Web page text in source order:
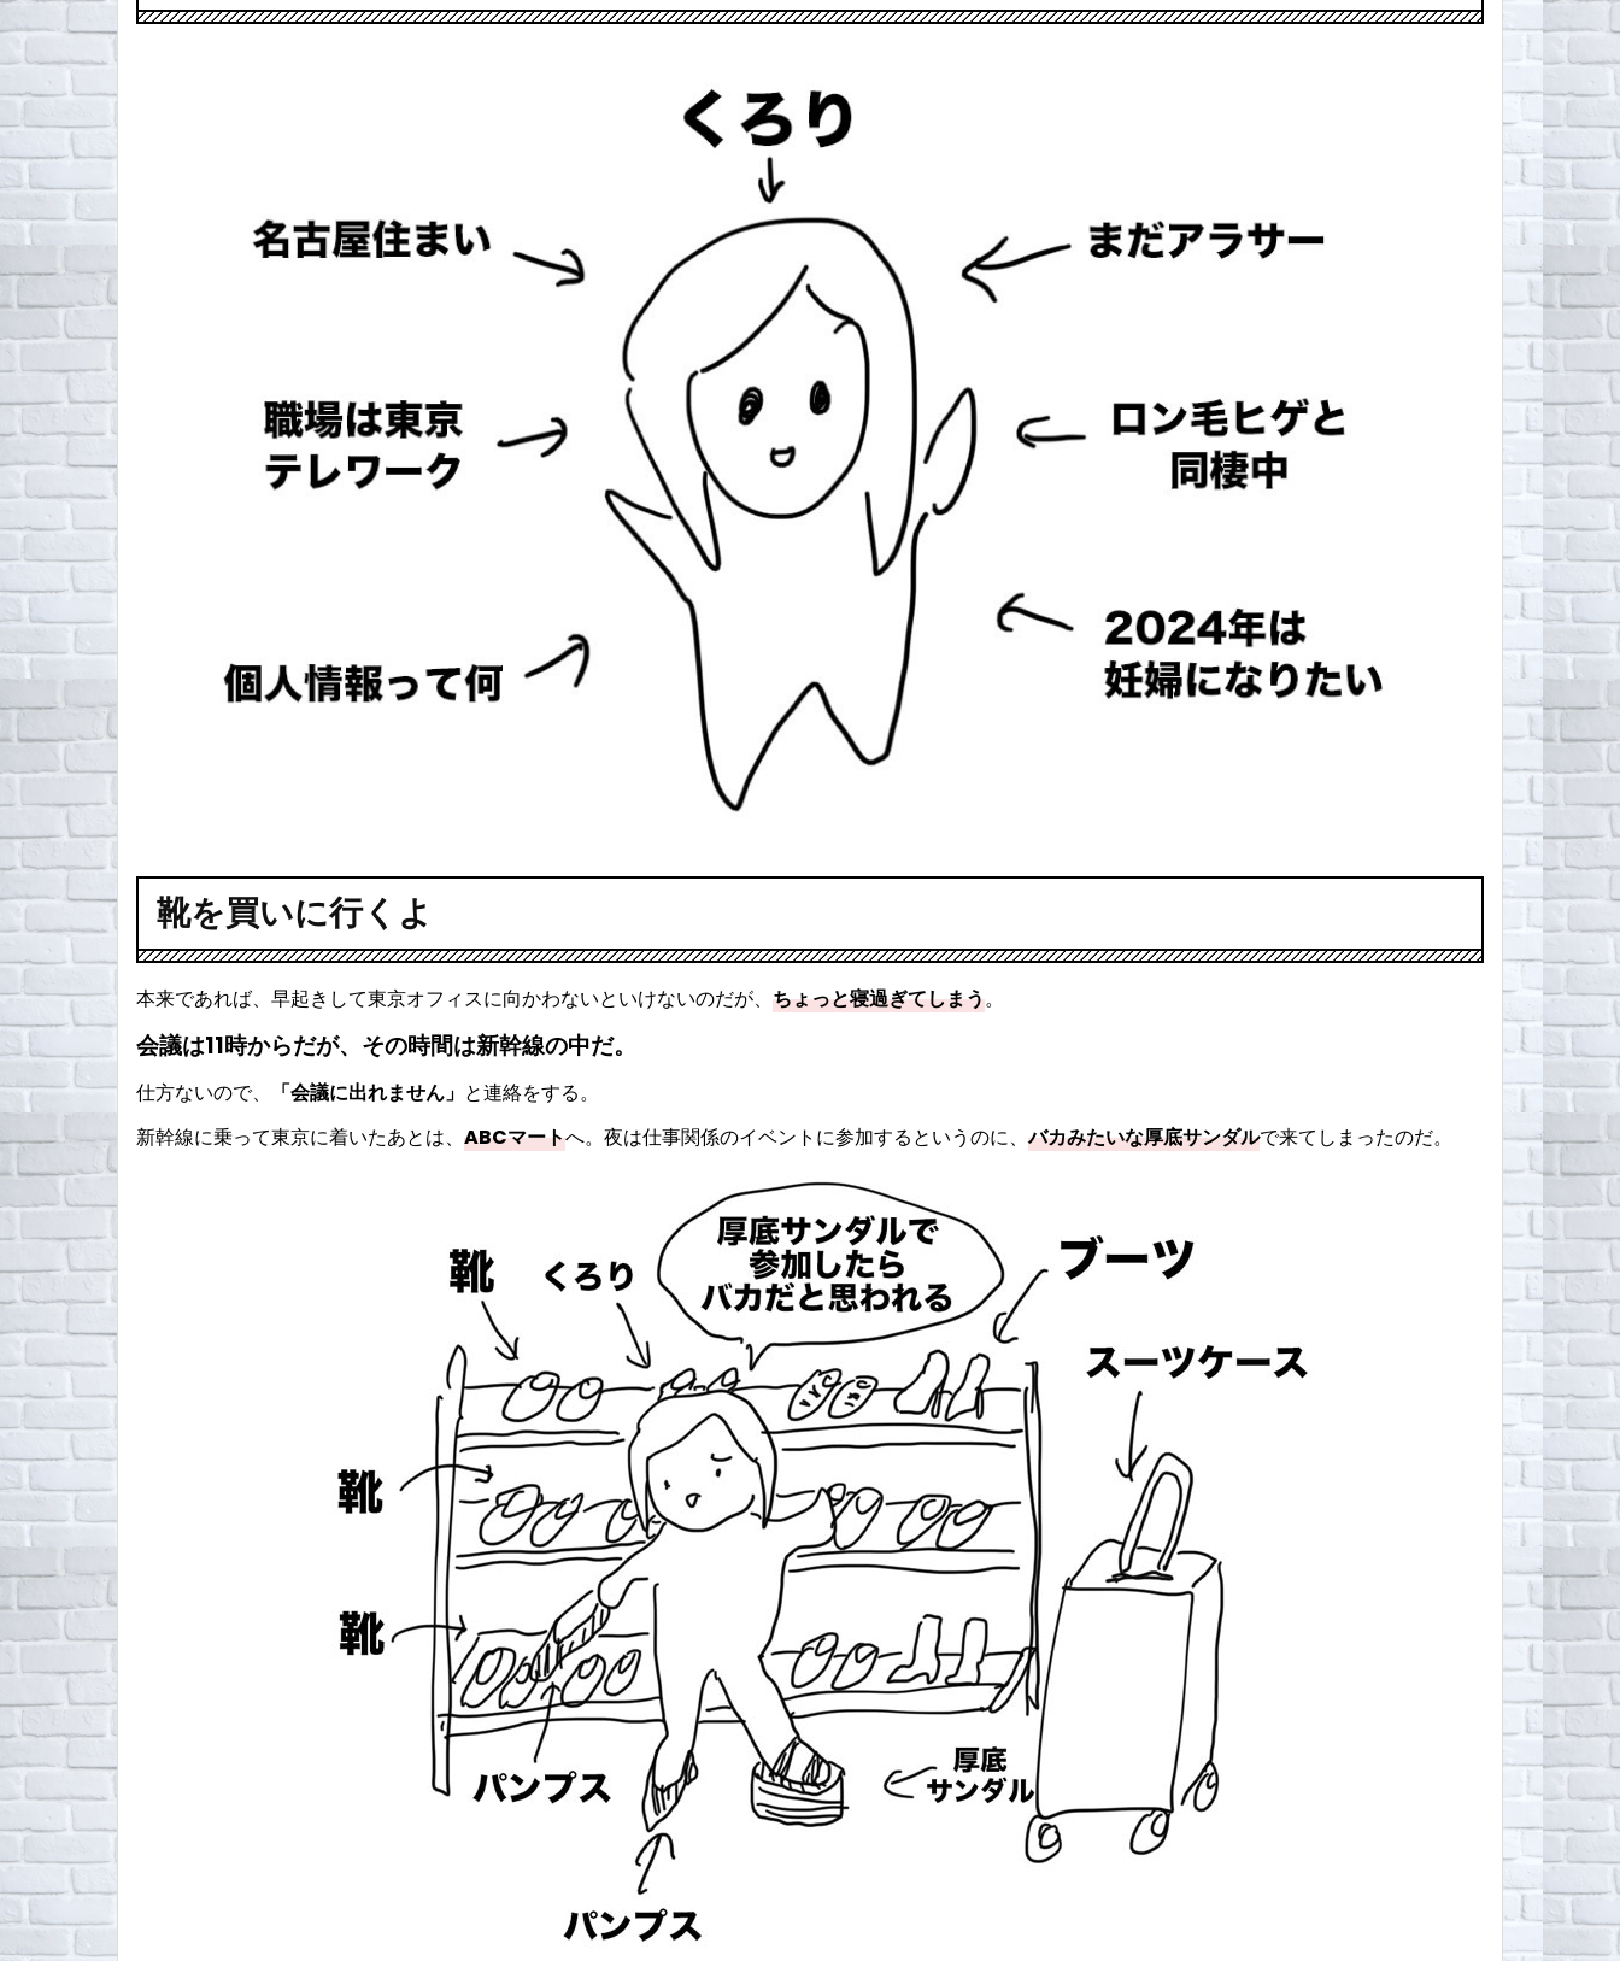
靴を買いに行くよ
本来であれば、早起きして東京オフィスに向かわないといけないのだが、 ちょっと寝過ぎてしまう。
会議は11時からだが、その時間は新幹線の中だ。
仕方ないので、 「会議に出れません」 と連絡をする。
新幹線に乗って東京に着いたあとは、 ABCマートへ。夜は仕事関係のイベントに参加するというのに、バカみたいな厚底サンダルで来てしまったのだ。